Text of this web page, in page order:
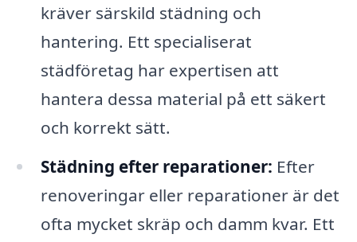
kräver särskild städning och
hantering. Ett specialiserat
städföretag har expertisen att
hantera dessa material på ett säkert
och korrekt sätt.
Städning efter reparationer: Efter
renoveringar eller reparationer är det
ofta mycket skräp och damm kvar. Ett